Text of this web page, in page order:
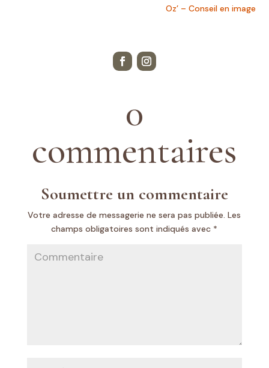
Oz’ – Conseil en image
0
commentaires
Soumettre un commentaire
Votre adresse de messagerie ne sera pas publiée. Les
champs obligatoires sont indiqués avec *